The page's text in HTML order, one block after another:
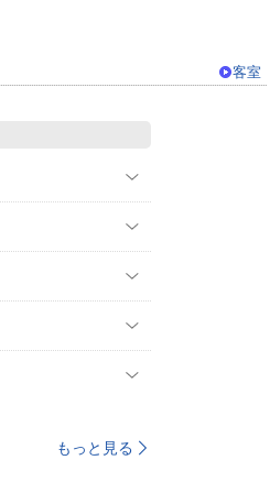
客室
もっと見る